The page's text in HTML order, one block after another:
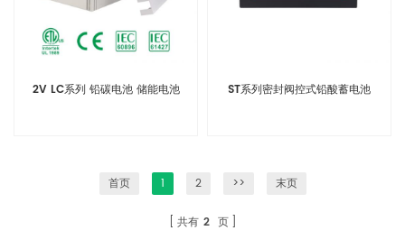
2V LC系列 铅碳电池 储能电池 ST系列密封阀控式铅酸蓄电池
首页 1 2 >> 末页
共有 2 页